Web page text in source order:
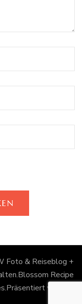
Foto & Reiseblog +
Blossom Recipe
.Präsentiert von